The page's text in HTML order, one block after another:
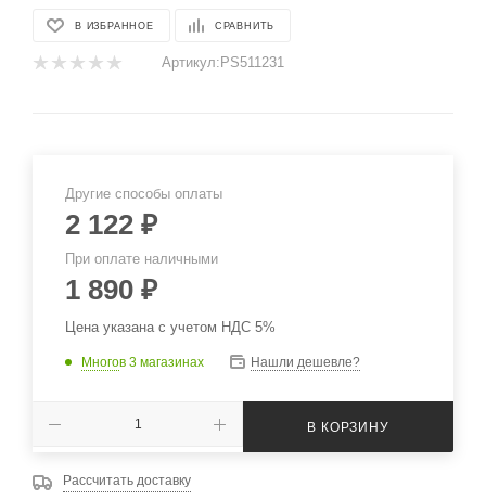
В ИЗБРАННОЕ СРАВНИТЬ
Артикул: PS511231
Другие способы оплаты
2 122 ₽
При оплате наличными
1 890 ₽
Цена указана с учетом НДС 5%
Многов 3 магазинах Нашли дешевле?
В КОРЗИНУ
Рассчитать доставку